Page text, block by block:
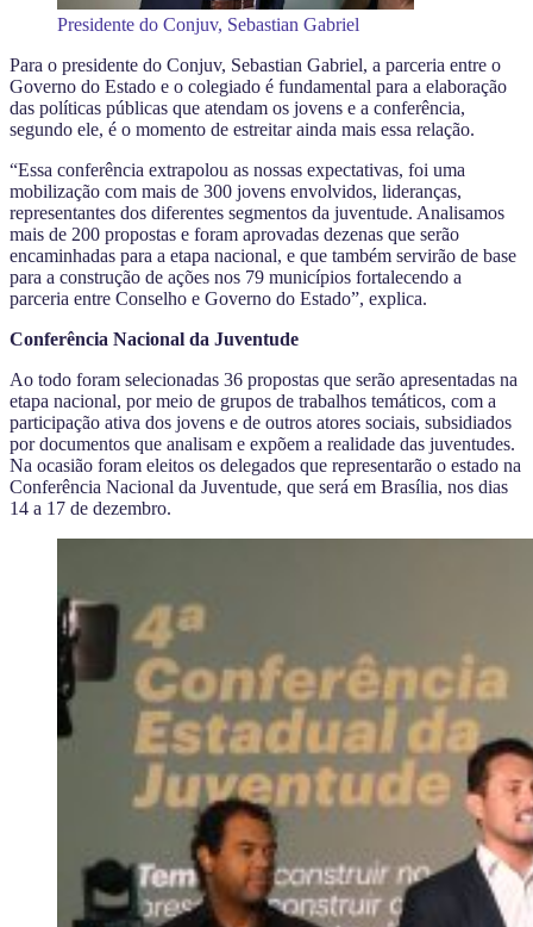
Presidente do Conjuv, Sebastian Gabriel
Para o presidente do Conjuv, Sebastian Gabriel, a parceria entre o
Governo do Estado e o colegiado é fundamental para a elaboração
das políticas públicas que atendam os jovens e a conferência,
segundo ele, é o momento de estreitar ainda mais essa relação.
“Essa conferência extrapolou as nossas expectativas, foi uma
mobilização com mais de 300 jovens envolvidos, lideranças,
representantes dos diferentes segmentos da juventude. Analisamos
mais de 200 propostas e foram aprovadas dezenas que serão
encaminhadas para a etapa nacional, e que também servirão de base
para a construção de ações nos 79 municípios fortalecendo a
parceria entre Conselho e Governo do Estado”, explica.
Conferência Nacional da Juventude
Ao todo foram selecionadas 36 propostas que serão apresentadas na
etapa nacional, por meio de grupos de trabalhos temáticos, com a
participação ativa dos jovens e de outros atores sociais, subsidiados
por documentos que analisam e expõem a realidade das juventudes.
Na ocasião foram eleitos os delegados que representarão o estado na
Conferência Nacional da Juventude, que será em Brasília, nos dias
14 a 17 de dezembro.